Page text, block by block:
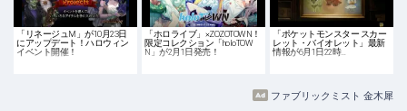
「リネージュM」が10月23日
にアップデート！ハロウィン
イベント開催！
「ホロライブ」×ZOZOTOWN！
限定コレクション「holoTOW
N」が2月1日発売！
「ポケットモンスター スカー
レット・バイオレット」最新
情報が6月1日22時…
ファブリックミスト 金木犀